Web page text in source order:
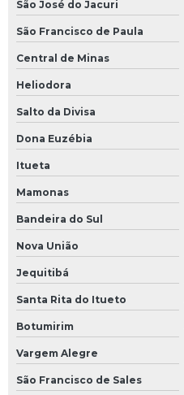
São José do Jacuri
São Francisco de Paula
Central de Minas
Heliodora
Salto da Divisa
Dona Euzébia
Itueta
Mamonas
Bandeira do Sul
Nova União
Jequitibá
Santa Rita do Itueto
Botumirim
Vargem Alegre
São Francisco de Sales